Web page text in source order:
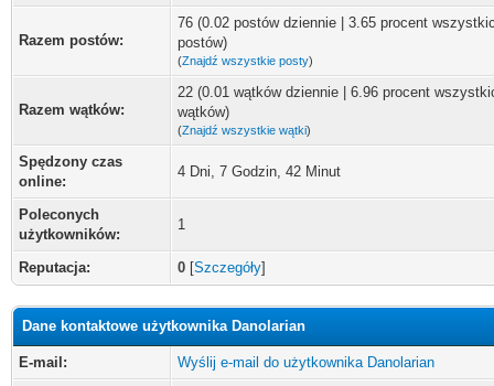
Razem postów:
76 (0.02 postów dziennie | 3.65 procent
postów)
(Znajdź wszystkie posty)
Razem wątków:
22 (0.01 wątków dziennie | 6.96 procent
wątków)
(Znajdź wszystkie wątki)
Spędzony czas
online:
4 Dni, 7 Godzin, 42 Minut
Poleconych
użytkowników:
1
Reputacja: 0 [Szczegóły]
Dane kontaktowe użytkownika Danolarian
E-mail:
Wyślij e-mail do użytkownika Danolarian